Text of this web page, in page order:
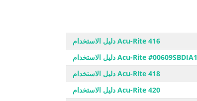
Acu-Rite 416 دليل الاستخدام
Acu-Rite #00609SBDIA1 دليل الاستخدام
Acu-Rite 418 دليل الاستخدام
Acu-Rite 420 دليل الاستخدام